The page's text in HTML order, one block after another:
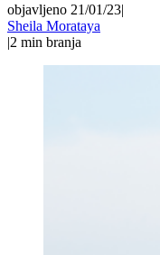
objavljeno 21/01/23|
Sheila Morataya
|2 min branja